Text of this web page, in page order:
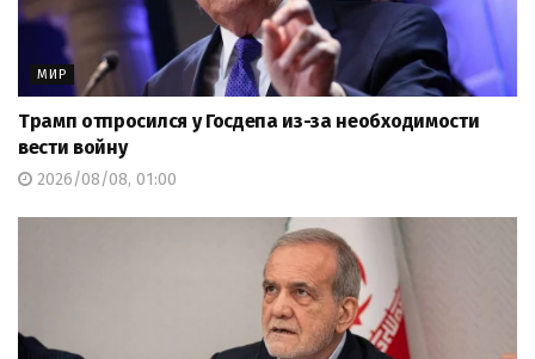
МИР
Трамп отпросился у Госдепа из-за необходимости
вести войну
2026/08/08, 01:00